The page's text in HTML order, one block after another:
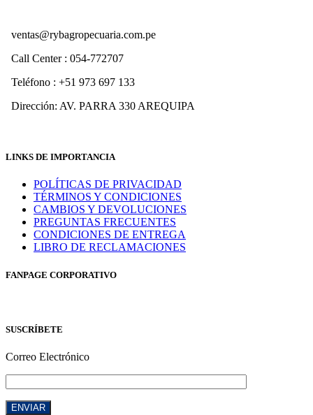
ventas@rybagropecuaria.com.pe
Call Center : 054-772707
Teléfono : +51 973 697 133
Dirección: AV. PARRA 330 AREQUIPA
LINKS DE IMPORTANCIA
POLÍTICAS DE PRIVACIDAD
TÉRMINOS Y CONDICIONES
CAMBIOS Y DEVOLUCIONES
PREGUNTAS FRECUENTES
CONDICIONES DE ENTREGA
LIBRO DE RECLAMACIONES
FANPAGE CORPORATIVO
SUSCRÍBETE
Correo Electrónico